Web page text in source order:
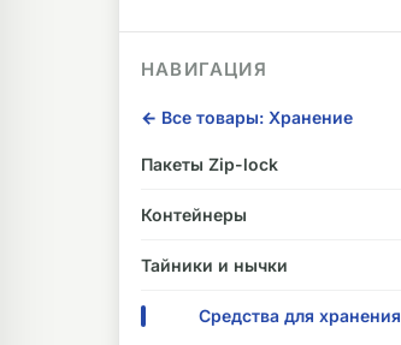
НАВИГАЦИЯ
← Все товары: Хранение
Пакеты Zip-lock
Контейнеры
Тайники и нычки
Средства для хранения